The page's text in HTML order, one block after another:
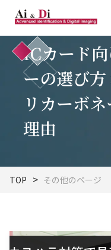
ICカード
ーの選び
リカーボ
理由
TOP その他のページ